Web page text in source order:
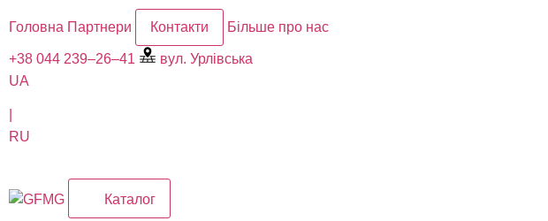
Головна Партнери Контакти Більше про нас
+38 044 239–26–41
вул. Урлівська
UA
RU
Каталог